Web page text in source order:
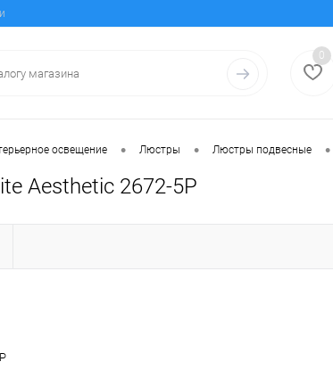
0
освещение • Люстры • Люстры подвесные •
Aesthetic 2672-5P